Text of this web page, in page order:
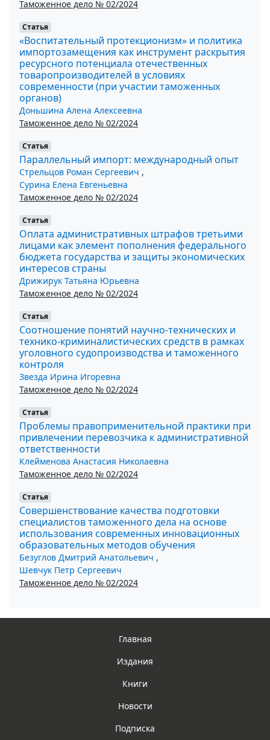
Таможенное дело № 02/2024
Статья
«Воспитательный протекционизм» и политика
импортозамещения как инструмент раскрытия
ресурсного потенциала отечественных
товаропроизводителей в условиях
современности (при участии таможенных
органов)
Доньшина Алена Алексеевна
Таможенное дело № 02/2024
Статья
Параллельный импорт: международный опыт
Стрельцов Роман Сергеевич ,
Сурина Елена Евгеньевна
Таможенное дело № 02/2024
Статья
Оплата административных штрафов третьими
лицами как элемент пополнения федерального
бюджета государства и защиты экономических
интересов страны
Дрижирук Татьяна Юрьевна
Таможенное дело № 02/2024
Статья
Соотношение понятий научно-технических и
технико-криминалистических средств в рамках
уголовного судопроизводства и таможенного
контроля
Звезда Ирина Игоревна
Таможенное дело № 02/2024
Статья
Проблемы правоприменительной практики при
привлечении перевозчика к административной
ответственности
Клейменова Анастасия Николаевна
Таможенное дело № 02/2024
Статья
Совершенствование качества подготовки
специалистов таможенного дела на основе
использования современных инновационных
образовательных методов обучения
Безуглов Дмитрий Анатольевич ,
Шевчук Петр Сергеевич
Таможенное дело № 02/2024
Главная
Издания
Книги
Новости
Подписка